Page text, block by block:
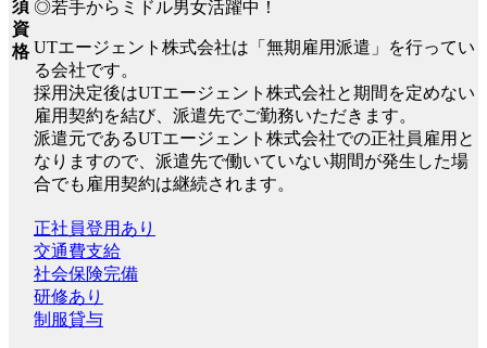
須
資
格
◎若手からミドル男女活躍中！
UTエージェント株式会社は「無期雇用派遣」を行ってい
る会社です。
採用決定後はUTエージェント株式会社と期間を定めない
雇用契約を結び、派遣先でご勤務いただきます。
派遣元であるUTエージェント株式会社での正社員雇用と
なりますので、派遣先で働いていない期間が発生した場
合でも雇用契約は継続されます。
正社員登用あり
交通費支給
社会保険完備
研修あり
制服貸与